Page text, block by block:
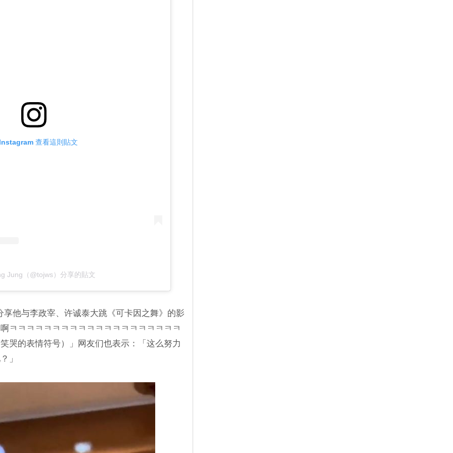
查看這則貼文
Jung（@tojws）分享的貼文
他与李政宰、许诚泰大跳《可卡因之舞》的影
ㅋㅋㅋㅋㅋㅋㅋㅋㅋㅋㅋㅋㅋㅋㅋㅋㅋㅋㅋㅋ
的表情符号）」网友们也表示：「这么努力
」